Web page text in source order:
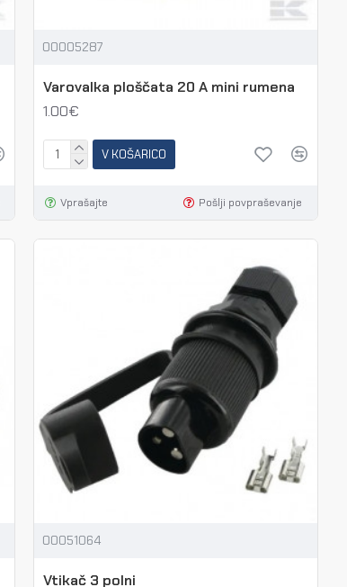
00005287
Varovalka ploščata 20 A mini rumena
1.00€
V KOŠARICO
Vprašajte Pošlji povpraševanje
00051064
Vtikač 3 polni